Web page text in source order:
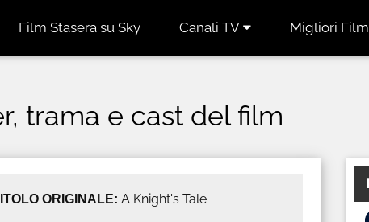
Film Stasera su Sky Canali TV Migliori Film
trama e cast del film
ORIGINALE:A Knight's Tale